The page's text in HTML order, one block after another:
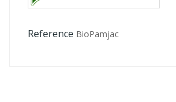
Reference BioPamjac